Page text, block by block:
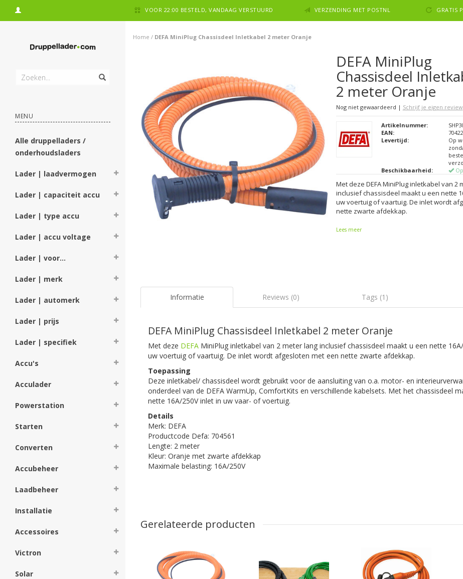
VOOR 22:00 BESTELD, VANDAAG VERSTUURD VERZENDING MET POSTNL GRATIS
MENU
Alle druppelladers /
onderhoudsladers
Lader | laadvermogen
Lader | capaciteit accu
Lader | type accu
Lader | accu voltage
Lader | voor...
Lader | merk
Lader | automerk
Lader | prijs
Lader | specifiek
Accu's
Acculader
Powerstation
Starten
Converten
Accubeheer
Laadbeheer
Installatie
Accessoires
Victron
Solar
Home / DEFA MiniPlug Chassisdeel Inletkabel 2 meter Oranje
DEFA MiniPlug
Chassisdeel
2 meter Oranje
Nog niet gewaardeerd | Schrijf je eigen review
Artikelnummer:
EAN:
Levertijd:
Op
Beschikbaarheid:
Met deze DEFA MiniPlug inletkabel van 2
inclusief chassisdeel maakt u een nette
uw voertuig of vaartuig. De inlet wordt
nette zwarte afdekkap.
Lees meer
Informatie Reviews (0) Tags (1)
DEFA MiniPlug Chassisdeel Inletkabel 2 meter Oranje
Met deze DEFA MiniPlug inletkabel van 2 meter lang inclusief chassisdeel maakt u een nette
uw voertuig of vaartuig. De inlet wordt afgesloten met een nette zwarte afdekkap.
Toepassing
Deze inletkabel/ chassisdeel wordt gebruikt voor de aansluiting van o.a. motor- en
onderdeel van de DEFA WarmUp, ComfortKits en verschillende kabelsets. Met het chassisdeel
nette 16A/250V inlet in uw vaar- of voertuig.
Details
Merk: DEFA
Productcode Defa: 704561
Lengte: 2 meter
Kleur: Oranje met zwarte afdekkap
Maximale belasting: 16A/250V
Gerelateerde producten